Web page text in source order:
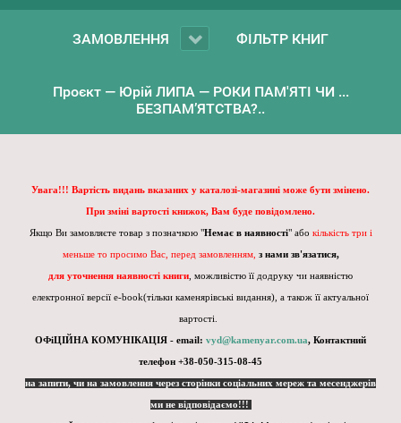
ЗАМОВЛЕННЯ ФІЛЬТР КНИГ
Проєкт — Юрій ЛИПА — РОКИ ПАМ'ЯТІ ЧИ ...
БЕЗПАМ’ЯТСТВА?..
Увага!!! Вартість видань вказаних у каталозі-магазині може бути змінено.
При зміні вартості книжок, Вам буде повідомлено.
Якщо Ви замовляєте товар з позначкою "Немає в наявності" або кількість три і
меньше то просимо Вас, перед замовленням, з нами зв'язатися,
для уточнення наявності книги , можливістю її додруку чи наявністю
електронної версії e-book(тільки каменярівські видання), а також її актуальної
вартості.
ОФіЦІЙНА КОМУНІКАЦІЯ - email: vyd@kamenyar.com.ua, Контактний
телефон +38-050-315-08-45
на запити, чи на замовлення через сторінки соціальних мереж та месенджерів
ми не відповідаємо!!!